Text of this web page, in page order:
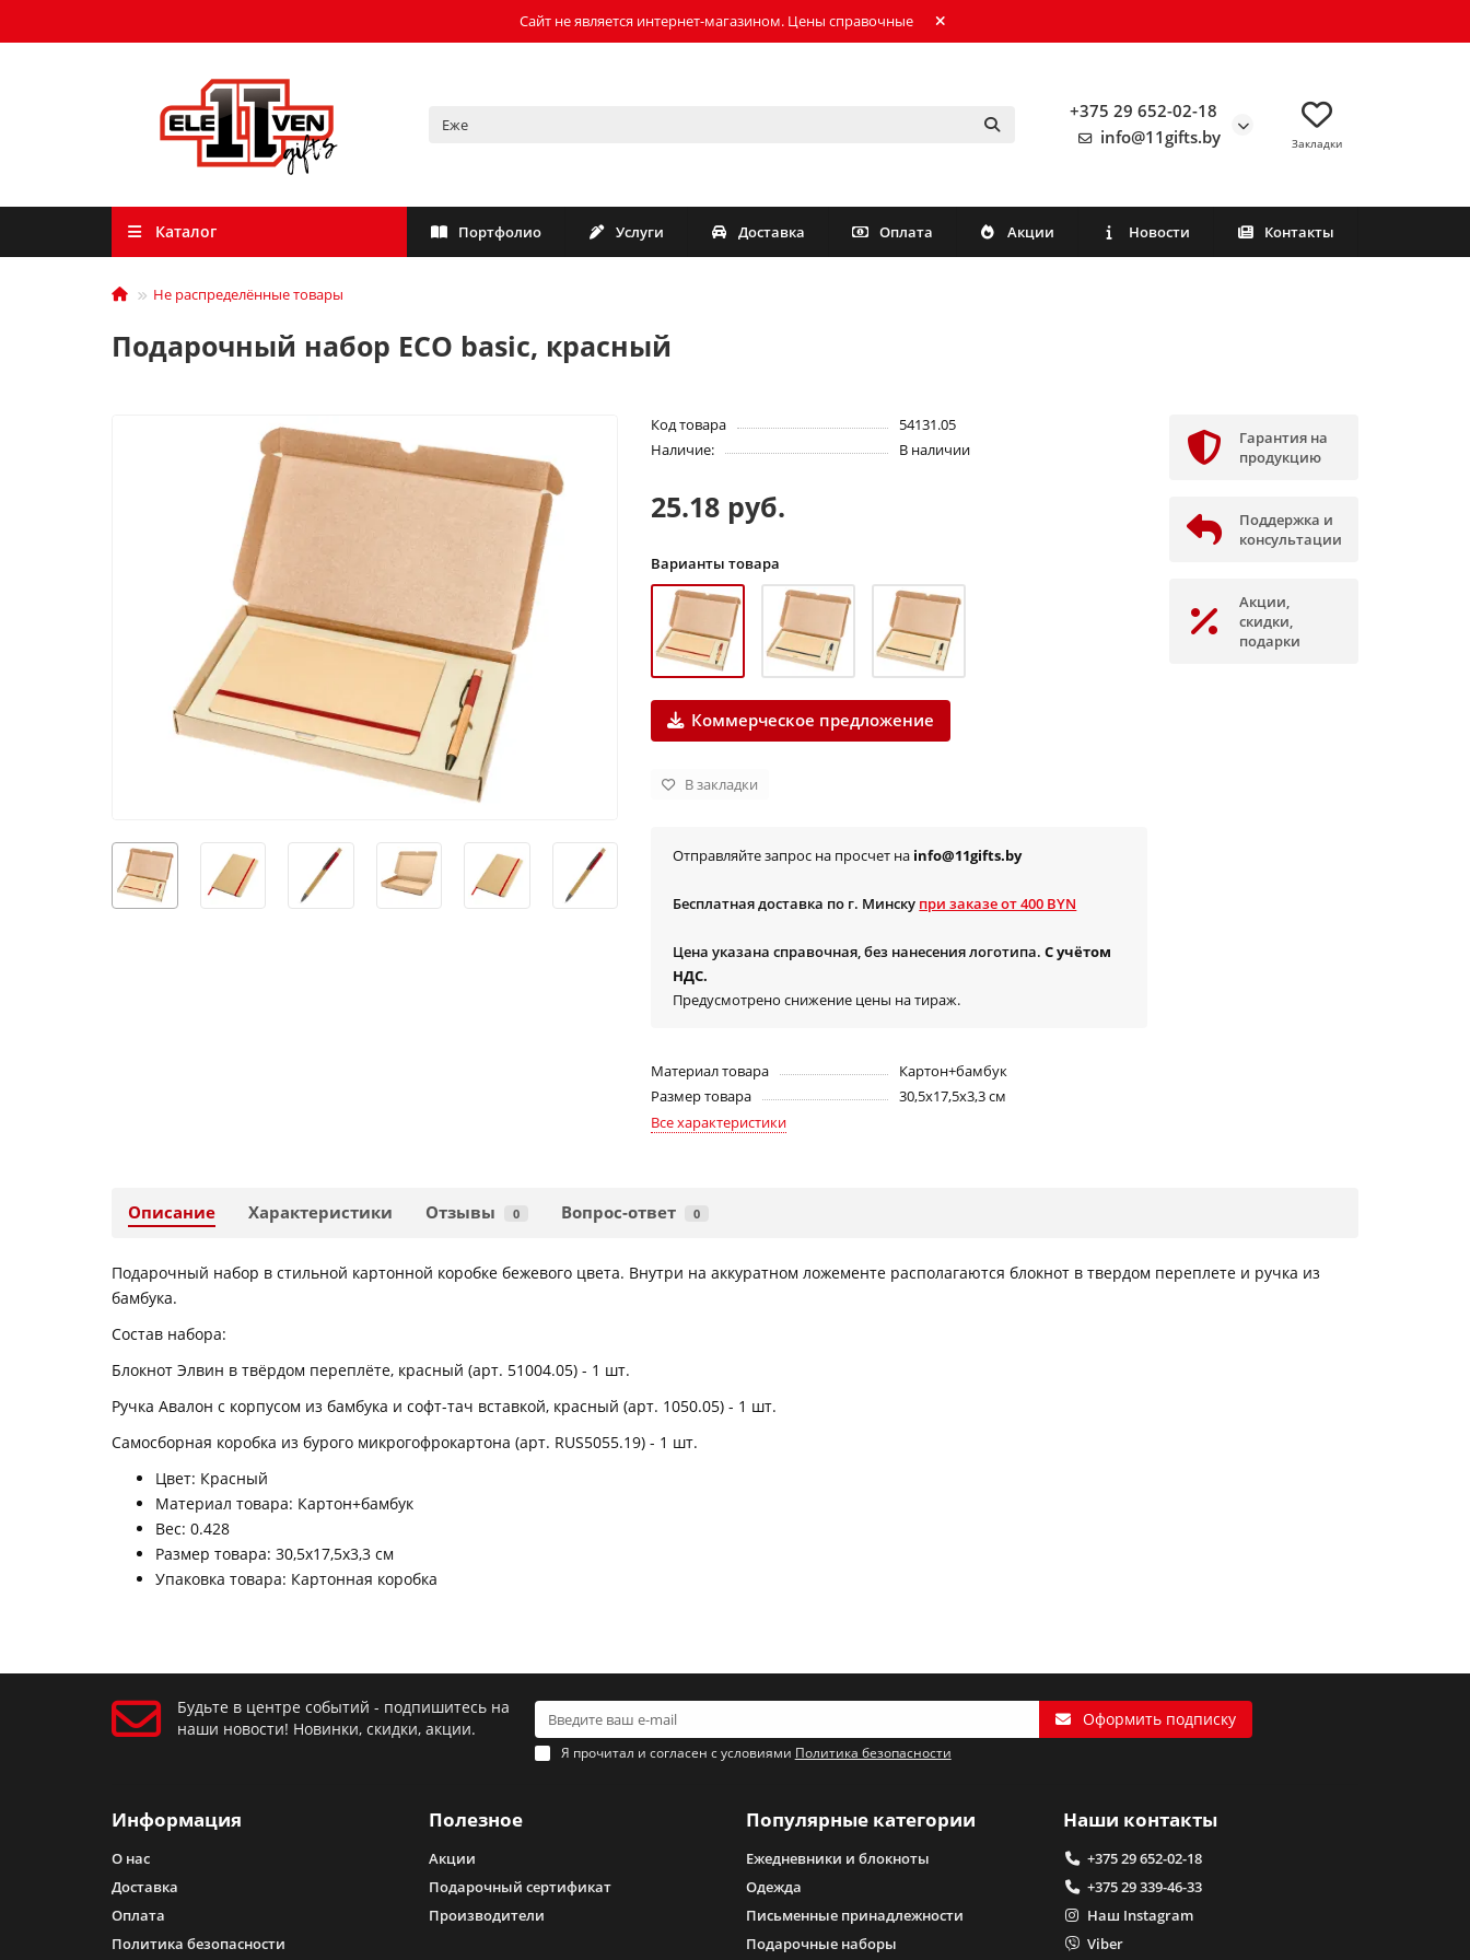
Сайт не является интернет-магазином. Цены справочные
+375 29 652-02-18
info@11gifts.by
Закладки
Каталог Портфолио Услуги Доставка Оплата Акции Новости Контакты
Не распределённые товары
Подарочный набор ECO basic, красный
Код товара
54131.05
Наличие:
В наличии
25.18 руб.
Варианты товара
Коммерческое предложение
В закладки
Отправляйте запрос на просчет на info@11gifts.by
Бесплатная доставка по г. Минску при заказе от 400 BYN
Цена указана справочная, без нанесения логотипа. С учётом
НДС.
Предусмотрено снижение цены на тираж.
Материал товара
Картон+бамбук
Размер товара
30,5х17,5х3,3 см
Все характеристики
Гарантия на
продукцию
Поддержка и
консультации
Акции,
скидки,
подарки
Описание Характеристики Отзывы 0 Вопрос-ответ 0
Подарочный набор в стильной картонной коробке бежевого цвета. Внутри на аккуратном ложементе располагаются блокнот в твердом переплете и ручка из
бамбука.
Состав набора:
Блокнот Элвин в твёрдом переплёте, красный (арт. 51004.05) - 1 шт.
Ручка Авалон с корпусом из бамбука и софт-тач вставкой, красный (арт. 1050.05) - 1 шт.
Самосборная коробка из бурого микрогофрокартона (арт. RUS5055.19) - 1 шт.
Цвет: Красный
Материал товара: Картон+бамбук
Вес: 0.428
Размер товара: 30,5х17,5х3,3 см
Упаковка товара: Картонная коробка
Будьте в центре событий - подпишитесь на
наши новости! Новинки, скидки, акции.
Оформить подписку
Я прочитал и согласен с условиями Политика безопасности
Информация
О нас
Доставка
Оплата
Политика безопасности
Полезное
Акции
Подарочный сертификат
Производители
Популярные категории
Ежедневники и блокноты
Одежда
Письменные принадлежности
Подарочные наборы
Наши контакты
+375 29 652-02-18
+375 29 339-46-33
Наш Instagram
Viber